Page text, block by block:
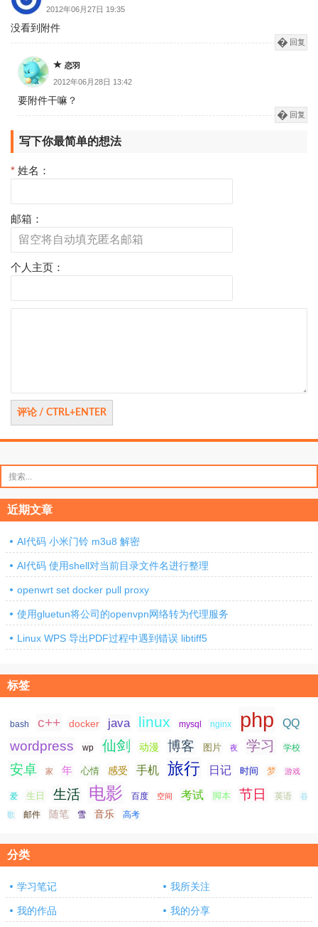
2012年06月27日 19:35
没看到附件
回复
恋羽
2012年06月28日 13:42
要附件干嘛？
回复
写下你最简单的想法
* 姓名：
邮箱：
个人主页：
索：
近期文章
AI代码 小米门铃 m3u8 解密
AI代码 使用shell对当前目录文件名进行整理
openwrt set docker pull proxy
使用gluetun将公司的openvpn网络转为代理服务
Linux WPS 导出PDF过程中遇到错误 libtiff5
标签
bash c++ docker java linux mysql nginx php QQ
wordpress wp 仙剑 动漫 博客 图片 夜 学习 学校
安卓 家 年 心情 感受 手机 旅行 日记 时间 梦 游戏
爱 生日 生活 电影 百度 空间 考试 脚本 节日 英语 谷
歌 邮件 随笔 雪 音乐 高考
分类
学习笔记 我所关注
我的作品 我的分享